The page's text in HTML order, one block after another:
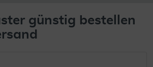
günstig bestellen